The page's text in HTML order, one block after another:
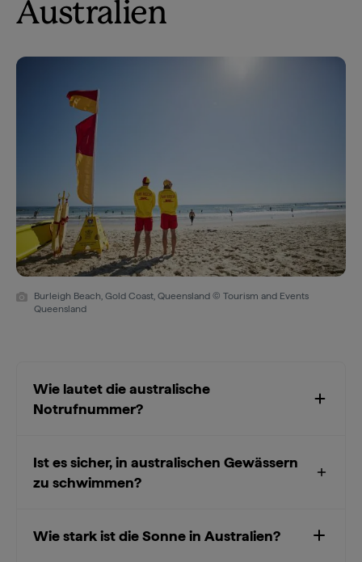
Australien
Burleigh Beach, Gold Coast, Queensland © Tourism and Events
Queensland
Wie lautet die australische
Notrufnummer?
Ist es sicher, in australischen Gewässern
zu schwimmen?
Wie stark ist die Sonne in Australien?